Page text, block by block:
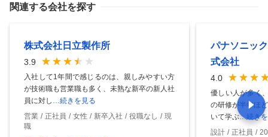
関連する会社を探す
株式会社日立製作所
3.9
入社して1年間で感じるのは、親しみやすい方
が技術職も営業職も多く、未熟な新卒の新人社
員に対し
…続きを見る
営業
正社員 女性 新卒入社 役職なし
現
職
パナソニッ
式会社
4.0
優しい人が多く
の研修が半年ほ
いて学ぶ…続き
設計
正社員